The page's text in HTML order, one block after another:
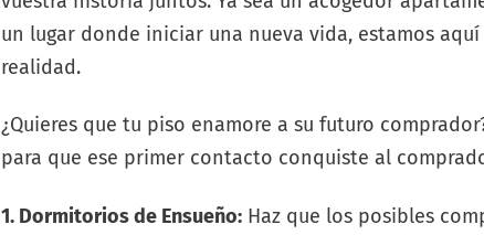
un lugar donde iniciar una nueva vida, estamos
realidad.
¿Quieres que tu piso enamore a su futuro
para que ese primer contacto conquiste al
1. Dormitorios de Ensueño: Haz que los posibles